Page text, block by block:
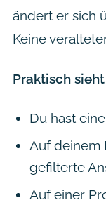
ändert er sich
Keine
Praktisch
Du hast
Auf deinem
gefilterte
Auf einer